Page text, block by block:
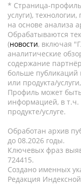
* Страница-
услуги),
на основе анализа
Обрабатываются
(новости, включая
аналитические
содержание
больше
или продукта/
Профиль может
информацией, в
продукте/услуге.
Обработан архив
до 08.2026 годы.
Ключевых фраз
724415.
Создано именных
Редакция